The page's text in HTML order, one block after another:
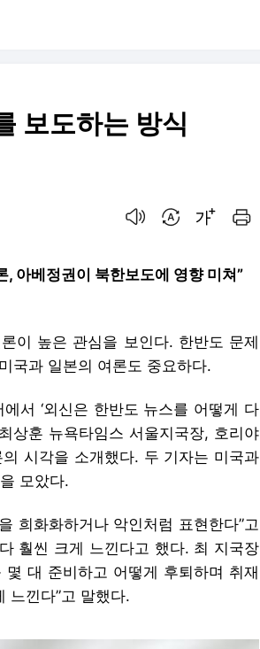
보도하는 방식
, 아베정권이 북한보도에 영향 미쳐”
이 높은 관심을 보인다. 한반도 문제
국과 일본의 여론도 중요하다.
서 ‘외신은 한반도 뉴스를 어떻게 다
상훈 뉴욕타임스 서울지국장, 호리야
시각을 소개했다. 두 기자는 미국과
모았다.
희화화하거나 악인처럼 표현한다”고
훨씬 크게 느낀다고 했다. 최 지국장
대 준비하고 어떻게 후퇴하며 취재
느낀다”고 말했다.